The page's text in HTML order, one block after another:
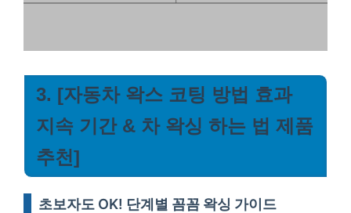
3. [자동차 왁스 코팅 방법 효과
지속 기간 & 차 왁싱 하는 법 제품
추천]
초보자도 OK! 단계별 꼼꼼 왁싱 가이드